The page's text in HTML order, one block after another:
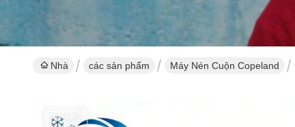
Nhà các sản phẩm Máy Nén Cuộn Copeland